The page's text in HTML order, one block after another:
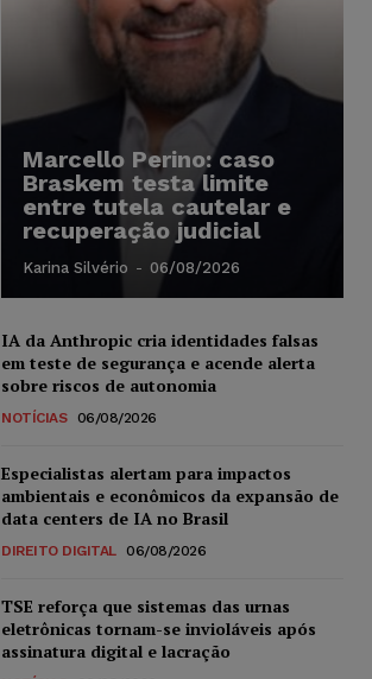
Marcello Perino: caso
Braskem testa limite
entre tutela cautelar e
recuperação judicial
Karina Silvério - 06/08/2026
IA da Anthropic cria identidades falsas
em teste de segurança e acende alerta
sobre riscos de autonomia
NOTÍCIAS 06/08/2026
Especialistas alertam para impactos
ambientais e econômicos da expansão de
data centers de IA no Brasil
DIREITO DIGITAL 06/08/2026
TSE reforça que sistemas das urnas
eletrônicas tornam-se invioláveis após
assinatura digital e lacração